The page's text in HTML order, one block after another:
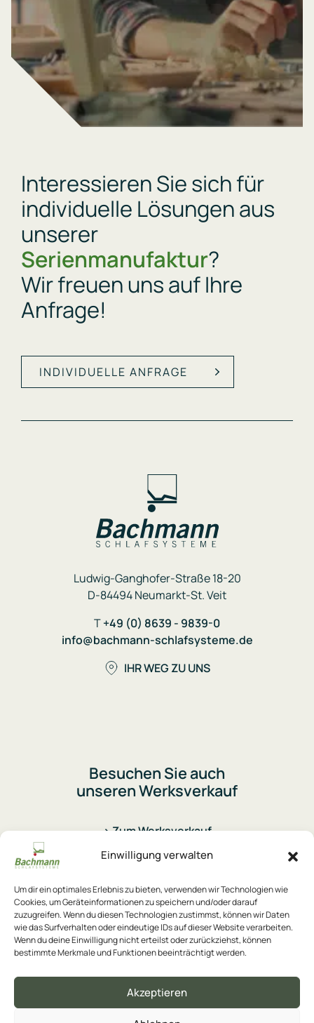
Einwilligung verwalten
Um dir ein optimales Erlebnis zu bieten, verwenden wir Technologien wie
Cookies, um Geräteinformationen zu speichern und/oder darauf
zuzugreifen. Wenn du diesen Technologien zustimmst, können wir Daten
wie das Surfverhalten oder eindeutige IDs auf dieser Website verarbeiten.
Wenn du deine Einwilligung nicht erteilst oder zurückziehst, können
bestimmte Merkmale und Funktionen beeinträchtigt werden.
Akzeptieren
Interessieren Sie sich für
individuelle Lösungen aus
unserer
Serienmanufaktur?
Wir freuen uns auf Ihre
Anfrage!
INDIVIDUELLE ANFRAGE
Ludwig-Ganghofer-Straße 18-20
D-84494 Neumarkt-St. Veit
T+49 (0) 8639 - 9839-0
info@bachmann-schlafsysteme.de
IHR WEG ZU UNS
Besuchen Sie auch
unseren Werksverkauf
> Zum Werksverkauf
Kontakt
Karriere
Datenschutz
Impressum